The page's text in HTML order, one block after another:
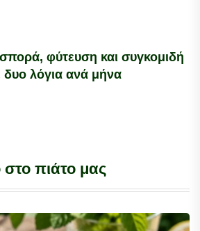
φύτευση και συγκομιδή
δυο λόγια ανά μήνα
πιάτο μας